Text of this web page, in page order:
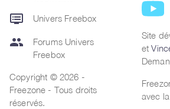
dvr Univers Freebox
group
Forums Univers
Freebox
Copyright © 2026 -
Freezone - Tous droits
réservés.
Site
et
avec